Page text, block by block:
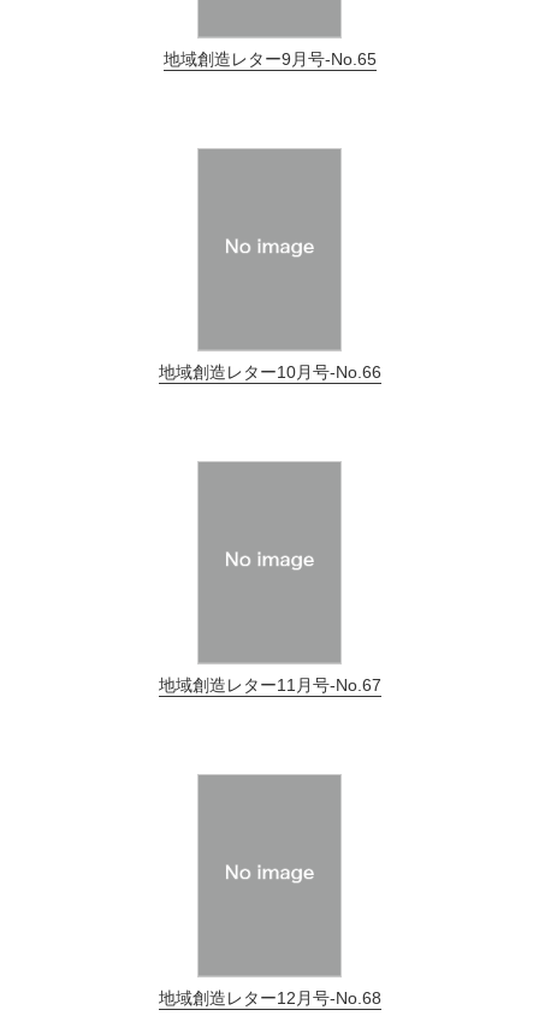
地域創造レター9月号-No.65
地域創造レター10月号-No.66
地域創造レター11月号-No.67
地域創造レター12月号-No.68